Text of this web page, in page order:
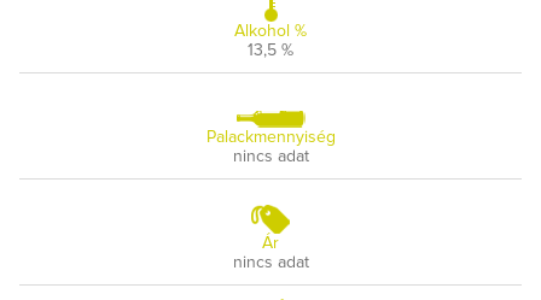
Alkohol %
13,5 %
Palackmennyiség
nincs adat
Ár
nincs adat